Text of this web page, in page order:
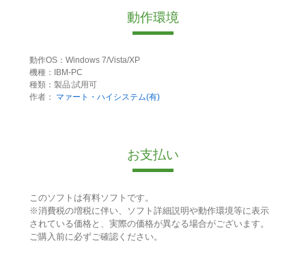
動作環境
動作OS：Windows 7/Vista/XP
機種：IBM-PC
種類：製品:試用可
作者：
マァート・ハイシステム(有)
お支払い
このソフトは有料ソフトです。
※消費税の増税に伴い、ソフト詳細説明や動作環境等に表示
されている価格と、実際の価格が異なる場合がございます。
ご購入前に必ずご確認ください。